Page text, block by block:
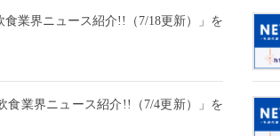
食業界ニュース紹介!!（7/18更新）」を
食業界ニュース紹介!!（7/4更新）」を